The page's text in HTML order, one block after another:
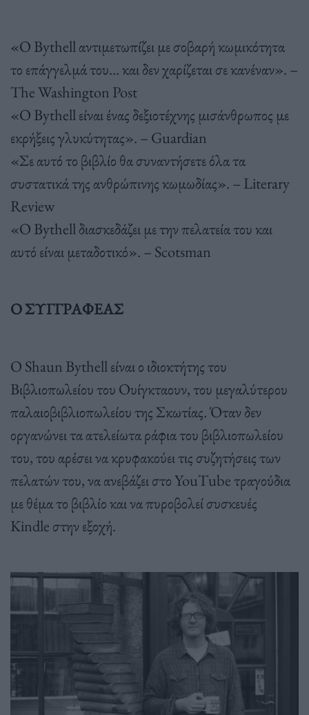
«Ο Bythell αντιµετωπίζει µε σοβαρή κωµικότητα
το επάγγελµά του… και δεν χαρίζεται σε κανέναν». –
The Washington Post
«Ο Bythell είναι ένας δεξιοτέχνης µισάνθρωπος µε
εκρήξεις γλυκύτητας». – Guardian
«Σε αυτό το βιβλίο θα συναντήσετε όλα τα
συστατικά της ανθρώπινης κωµωδίας». – Literary
Review
«Ο Bythell διασκεδάζει µε την πελατεία του και
αυτό είναι µεταδοτικό». – Scotsman
O ΣΥΓΓΡΑΦΕΑΣ
O Shaun Bythell είναι ο ιδιοκτήτης του
Βιβλιοπωλείου του Ουίγκταουν, του µεγαλύτερου
παλαιοβιβλιοπωλείου της Σκωτίας. Όταν δεν
οργανώνει τα ατελείωτα ράφια του βιβλιοπωλείου
του, του αρέσει να κρυφακούει τις συζητήσεις των
πελατών του, να ανεβάζει στο YouTube τραγούδια
µε θέµα το βιβλίο και να πυροβολεί συσκευές
Kindle στην εξοχή.